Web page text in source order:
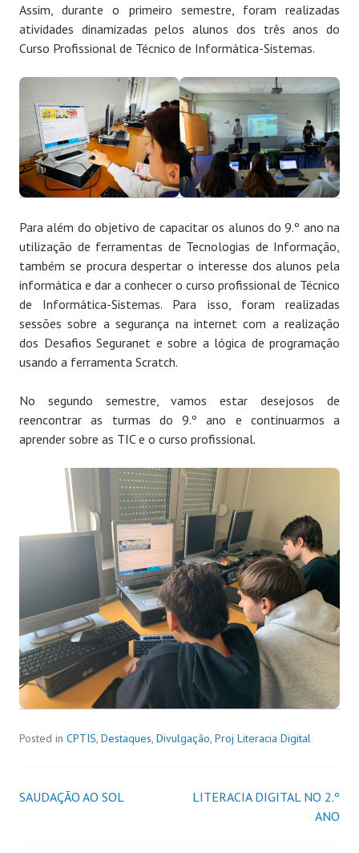
Assim, durante o primeiro semestre, foram realizadas
atividades dinamizadas pelos alunos dos três anos do
Curso Profissional de Técnico de Informática-Sistemas.
Para além do objetivo de capacitar os alunos do 9.º ano na
utilização de ferramentas de Tecnologias de Informação,
também se procura despertar o interesse dos alunos pela
informática e dar a conhecer o curso profissional de Técnico
de Informática-Sistemas. Para isso, foram realizadas
sessões sobre a segurança na internet com a realização
dos Desafios Seguranet e sobre a lógica de programação
usando a ferramenta Scratch.
No segundo semestre, vamos estar desejosos de
reencontrar as turmas do 9.º ano e continuarmos a
aprender sobre as TIC e o curso profissional.
Posted in CPTIS, Destaques, Divulgação, Proj Literacia Digital
SAUDAÇÃO AO SOL
LITERACIA DIGITAL NO 2.º
ANO